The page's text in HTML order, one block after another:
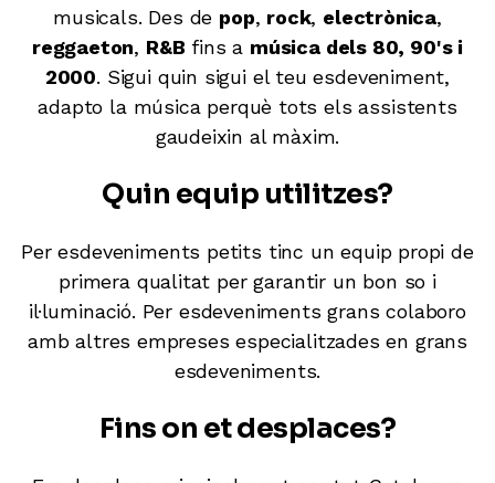
musicals. Des de pop, rock, electrònica,
reggaeton, R&B fins a música dels 80, 90's i
2000. Sigui quin sigui el teu esdeveniment,
adapto la música perquè tots els assistents
gaudeixin al màxim.
Quin equip utilitzes?
Per esdeveniments petits tinc un equip propi de
primera qualitat per garantir un bon so i
il·luminació. Per esdeveniments grans colaboro
amb altres empreses especialitzades en grans
esdeveniments.
Fins on et desplaces?